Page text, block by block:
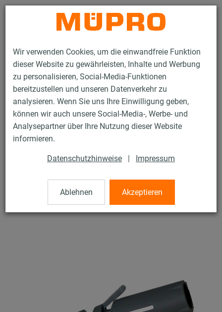
Wir verwenden Cookies, um die einwandfreie Funktion
dieser Website zu gewährleisten, Inhalte und Werbung
zu personalisieren, Social-Media-Funktionen
bereitzustellen und unseren Datenverkehr zu
analysieren. Wenn Sie uns Ihre Einwilligung geben,
können wir auch unsere Social-Media-, Werbe- und
Analysepartner über Ihre Nutzung dieser Website
informieren.
Datenschutzhinweise | Impressum
Ablehnen Akzeptieren
Kontakt
Produkte Befestigungstechnik Dübel Nylondübel
20 / 45
Nylondübel
Nylondübel-N, 8 x 40 mm